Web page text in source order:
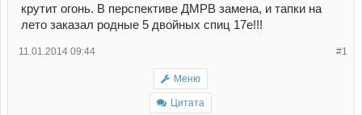
крутит огонь. В перспективе ДМРВ замена, и тапки на
лето заказал родные 5 двойных спиц 17е!!!
#1
11.01.2014 09:44
Меню
Цитата